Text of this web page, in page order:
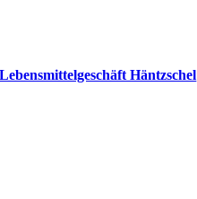
Lebensmittelgeschäft Häntzschel